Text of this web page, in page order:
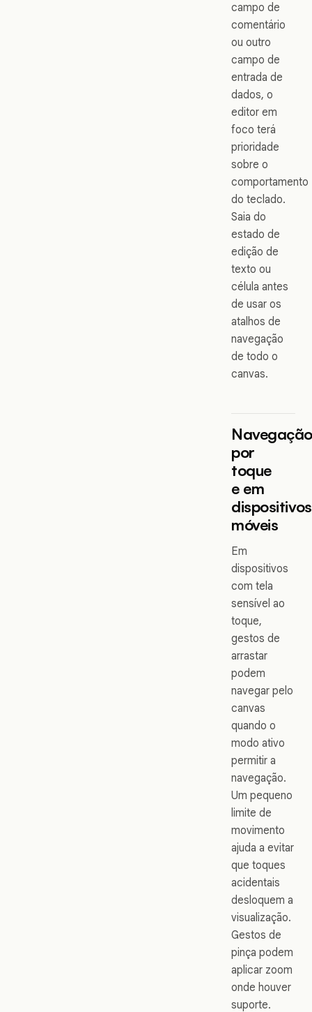
campo de
comentário
ou outro
campo de
entrada de
dados, o
editor em
foco terá
prioridade
sobre o
comportamento
do teclado.
Saia do
estado de
edição de
texto ou
célula antes
de usar os
atalhos de
navegação
de todo o
canvas.
por
toque
e em
dispositivos
móveis
Em
dispositivos
com tela
sensível ao
toque,
gestos de
arrastar
podem
navegar pelo
canvas
quando o
modo ativo
permitir a
navegação.
Um pequeno
limite de
movimento
ajuda a evitar
que toques
acidentais
desloquem a
visualização.
Gestos de
pinça podem
aplicar zoom
onde houver
suporte.